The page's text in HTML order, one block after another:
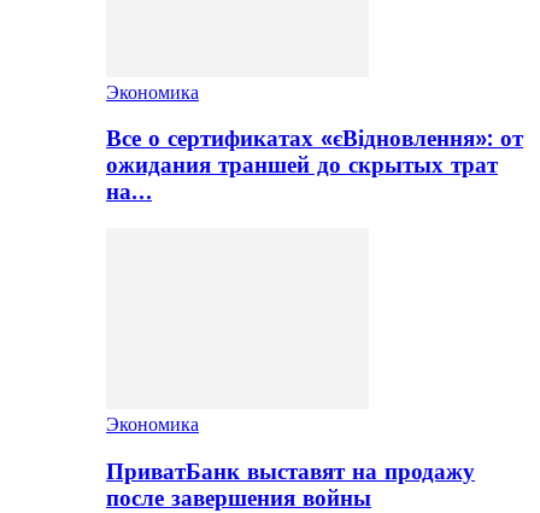
Экономика
Все о сертификатах «єВідновлення»: от
ожидания траншей до скрытых трат
на…
Экономика
ПриватБанк выставят на продажу
после завершения войны